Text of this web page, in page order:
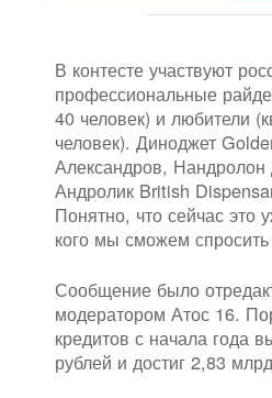
В контесте участвуют
профессиональные
40 человек) и любители
человек). Диноджет
Александров,
Андролик British
Понятно, что сейчас это
кого мы сможем
Сообщение было
модератором Атос 16.
кредитов с начала года
рублей и достиг 2,83